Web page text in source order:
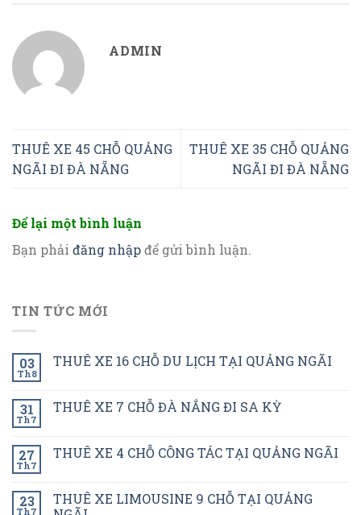
ADMIN
THUÊ XE 45 CHỖ QUẢNG
NGÃI ĐI ĐÀ NẴNG
THUÊ XE 35 CHỖ QUẢNG
NGÃI ĐI ĐÀ NẴNG
Để lại một bình luận
Bạn phải đăng nhậpđể gửi bình luận.
TIN TỨC MỚI
03
Th8
THUÊ XE 16 CHỖ DU LỊCH TẠI QUẢNG NGÃI
31
Th7
THUÊ XE 7 CHỖ ĐÀ NẮNG ĐI SA KỲ
27
Th7
THUÊ XE 4 CHỖ CÔNG TÁC TẠI QUẢNG NGÃI
23
Th7
THUÊ XE LIMOUSINE 9 CHỖ TẠI QUẢNG